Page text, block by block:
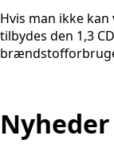
Hvis man ikke
tilbydes den 1,3
Nyheder